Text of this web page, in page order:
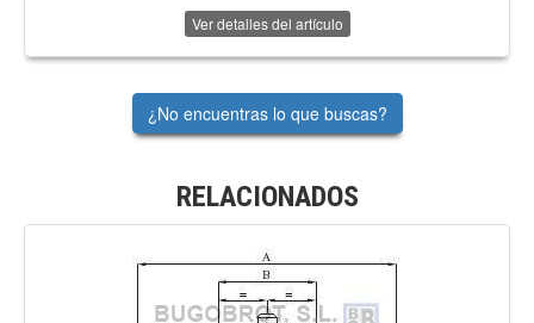
Ver detalles del artículo
¿No encuentras lo que buscas?
RELACIONADOS